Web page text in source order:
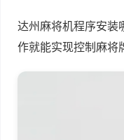
达州麻将机程序安装
作就能实现控制麻将